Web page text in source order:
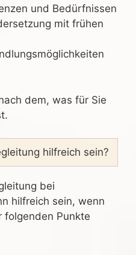
und Bedürfnissen
mit frühen
dem, was für Sie
hilfreich sein?
bei
hilfreich sein, wenn
folgenden Punkte